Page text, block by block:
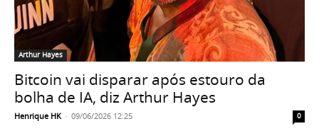
Arthur Hayes
Bitcoin vai disparar após estouro da
bolha de IA, diz Arthur Hayes
Henrique HK - 09/06/2026 12:25 0